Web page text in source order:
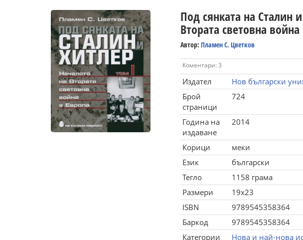
Под сянката на Сталин
Втората световна
Автор: Пламен С. Цветков
Коментари: 3
Издател
Нов български
Брой
страници
724
Година на
издаване
2014
Корици
меки
Език
български
Тегло
1158 грама
Размери
19x23
ISBN
9789545358364
Баркод
9789545358364
Категории
Нова и най-нова